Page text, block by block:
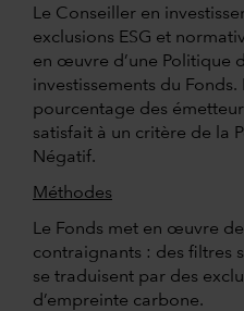
Le Conseiller en
exclusions ESG et
en œuvre d’une Politique
investissements du
pourcentage des
satisfait à un critère de la
Négatif.
Méthodes
Le Fonds met en œuvre
contraignants : des filtres
se traduisent par des
d’empreinte carbone.